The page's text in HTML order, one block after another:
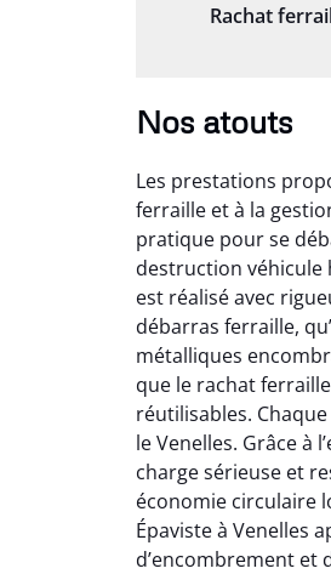
Rachat
Nos atouts
Les prestations
ferraille et à la
pratique pour se
destruction véhicule
est réalisé avec
débarras ferraille,
métalliques
que le rachat
réutilisables.
le Venelles. Grâce à
charge sérieuse et
économie circulaire
Épaviste à Venelles
d’encombrement et